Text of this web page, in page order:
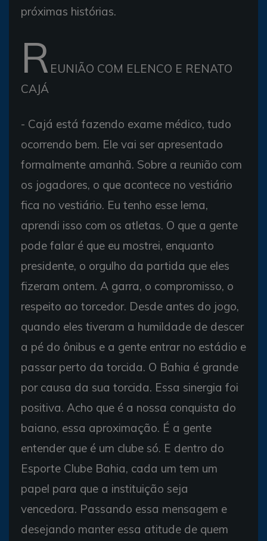
próximas histórias.
R EUNIÃO COM ELENCO E RENATO
CAJÁ
- Cajá está fazendo exame médico, tudo
ocorrendo bem. Ele vai ser apresentado
formalmente amanhã. Sobre a reunião com
os jogadores, o que acontece no vestiário
fica no vestiário. Eu tenho esse lema,
aprendi isso com os atletas. O que a gente
pode falar é que eu mostrei, enquanto
presidente, o orgulho da partida que eles
fizeram ontem. A garra, o compromisso, o
respeito ao torcedor. Desde antes do jogo,
quando eles tiveram a humildade de descer
a pé do ônibus e a gente entrar no estádio e
passar perto da torcida. O Bahia é grande
por causa da sua torcida. Essa sinergia foi
positiva. Acho que é a nossa conquista do
baiano, essa aproximação. É a gente
entender que é um clube só. E dentro do
Esporte Clube Bahia, cada um tem um
papel para que a instituição seja
vencedora. Passando essa mensagem e
desejando manter essa atitude de quem